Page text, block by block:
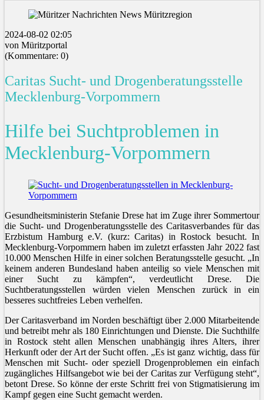
2024-08-02 02:05
von Müritzportal
(Kommentare: 0)
Caritas Sucht- und Drogenberatungsstelle
Mecklenburg-Vorpommern
Hilfe bei Suchtproblemen in
Mecklenburg-Vorpommern
Gesundheitsministerin Stefanie Drese hat im Zuge ihrer Sommertour
die Sucht- und Drogenberatungsstelle des Caritasverbandes für das
Erzbistum Hamburg e.V. (kurz: Caritas) in Rostock besucht. In
Mecklenburg-Vorpommern haben im zuletzt erfassten Jahr 2022 fast
10.000 Menschen Hilfe in einer solchen Beratungsstelle gesucht. „In
keinem anderen Bundesland haben anteilig so viele Menschen mit
einer Sucht zu kämpfen“, verdeutlicht Drese. Die
Suchtberatungsstellen würden vielen Menschen zurück in ein
besseres suchtfreies Leben verhelfen.
Der Caritasverband im Norden beschäftigt über 2.000 Mitarbeitende
und betreibt mehr als 180 Einrichtungen und Dienste. Die Suchthilfe
in Rostock steht allen Menschen unabhängig ihres Alters, ihrer
Herkunft oder der Art der Sucht offen. „Es ist ganz wichtig, dass für
Menschen mit Sucht- oder speziell Drogenproblemen ein einfach
zugängliches Hilfsangebot wie bei der Caritas zur Verfügung steht“,
betont Drese. So könne der erste Schritt frei von Stigmatisierung im
Kampf gegen eine Sucht gemacht werden.